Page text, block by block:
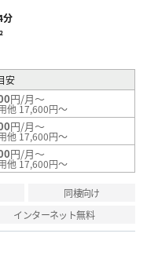
分
安
円/月～
他 17,600円～
円/月～
他 17,600円～
円/月～
他 17,600円～
同棲向け
インターネット無料